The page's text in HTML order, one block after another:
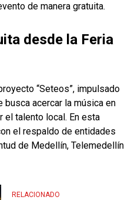
de manera gratuita.
desde la Feria
“Seteos”, impulsado
acercar la música en
el talento local. En esta
el respaldo de entidades
de Medellín, Telemedellín
RELACIONADO